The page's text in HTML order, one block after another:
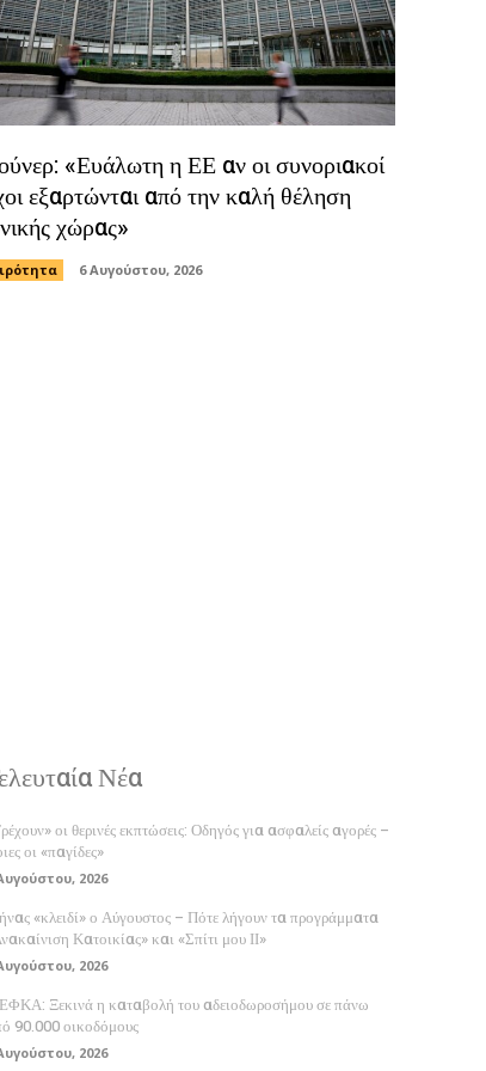
«Ευάλωτη η ΕΕ αν οι συνοριακοί
εξαρτώνται από την καλή θέληση
χώρας»
6 Αυγούστου, 2026
Νέα
οι θερινές εκπτώσεις: Οδηγός για ασφαλείς αγορές –
οι «παγίδες»
2026
«κλειδί» ο Αύγουστος – Πότε λήγουν τα προγράμματα
Κατοικίας» και «Σπίτι μου ΙΙ»
2026
Ξεκινά η καταβολή του αδειοδωροσήμου σε πάνω
90.000 οικοδόμους
2026